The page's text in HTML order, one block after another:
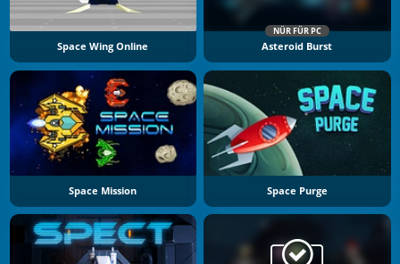
Space Wing Online
NÜR FÜR PC
Asteroid Burst
Space Mission Space Purge